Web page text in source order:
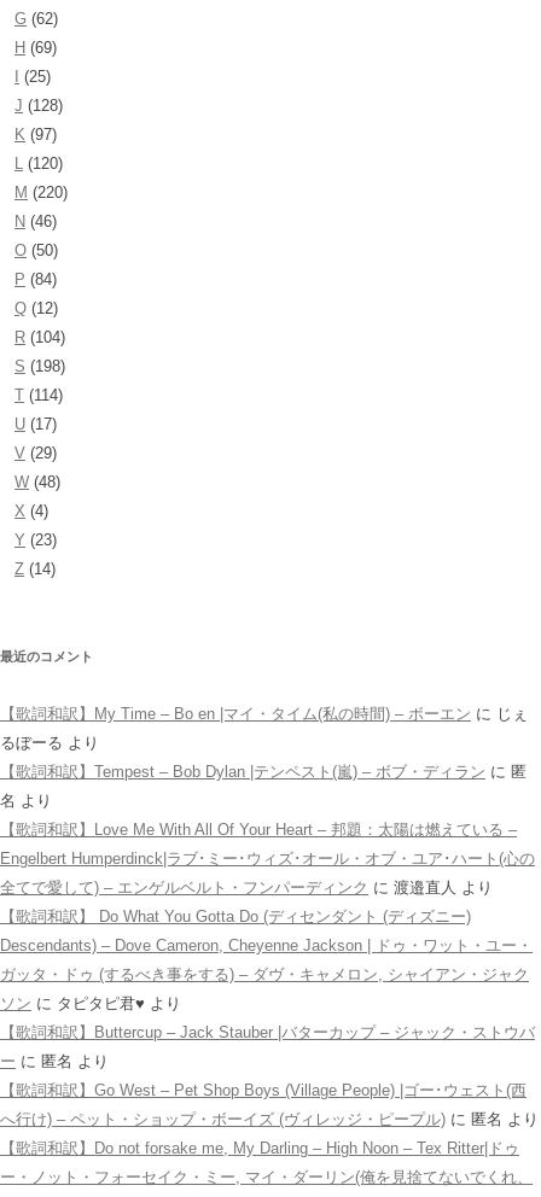
G (62)
H (69)
(25)
J (128)
K (97)
L (120)
M (220)
N (46)
O (50)
P (84)
Q (12)
R (104)
S (198)
T (114)
U (17)
V (29)
W (48)
X (4)
Y (23)
Z (14)
最近のコメント
【歌詞和訳】My Time – Bo en |マイ・タイム(私の時間) – ボーエン に じぇ
るぼーる より
【歌詞和訳】Tempest – Bob Dylan |テンペスト(嵐) – ボブ・ディラン に 匿
名 より
【歌詞和訳】Love Me With All Of Your Heart – 邦題：太陽は燃えている –
Engelbert Humperdinck|ラブ･ミー･ウィズ･オール・オブ・ユア･ハート(心の
全てで愛して) – エンゲルベルト・フンパーディンク に 渡邉直人 より
【歌詞和訳】 Do What You Gotta Do (ディセンダント (ディズニー)
Descendants) – Dove Cameron, Cheyenne Jackson | ドゥ・ワット・ユー・
ガッタ・ドゥ (するべき事をする) – ダヴ・キャメロン, シャイアン・ジャク
ソン に タピタピ君♥️ より
【歌詞和訳】Buttercup – Jack Stauber |バターカップ – ジャック・ストウバ
ー に 匿名 より
【歌詞和訳】Go West – Pet Shop Boys (Village People) |ゴー･ウェスト(西
へ行け) – ペット・ショップ・ボーイズ (ヴィレッジ・ピープル) に 匿名 より
【歌詞和訳】Do not forsake me, My Darling – High Noon – Tex Ritter|ドゥ
ー・ノット・フォーセイク・ミー, マイ・ダーリン(俺を見捨てないでくれ、